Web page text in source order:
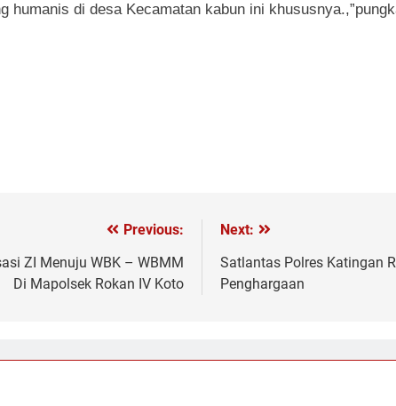
humanis di desa Kecamatan kabun ini
Previous:
ZI Menuju WBK – WBMM
Di Mapolsek Rokan IV Koto
Next:
Satlantas Polres Katingan
Penghargaan